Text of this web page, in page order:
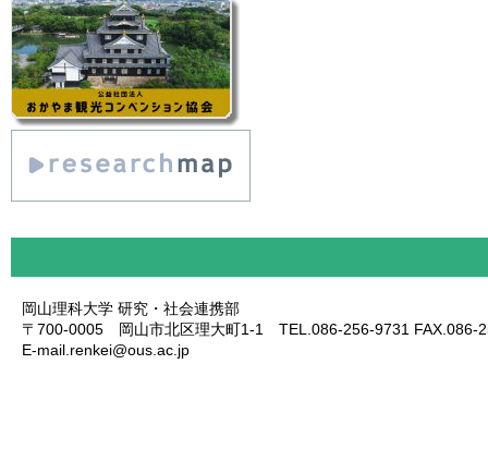
岡山理科大学 研究・社会連携部
〒700-0005 岡山市北区理大町1-1 TEL.086-256-9731 FAX.086-
E-mail.renkei@ous.ac.jp